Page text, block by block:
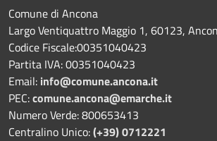
Comune di Ancona
Largo Ventiquattro Maggio 1, 60123,
Codice Fiscale:00351040423
Partita IVA: 00351040423
Email: info@comune.ancona.it
PEC:comune.ancona@emarche.it
Numero Verde: 800653413
Centralino Unico:(+39) 0712221